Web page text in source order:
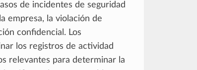
de incidentes de seguridad
empresa, la violación de
confidencial. Los
los registros de actividad
relevantes para determinar la